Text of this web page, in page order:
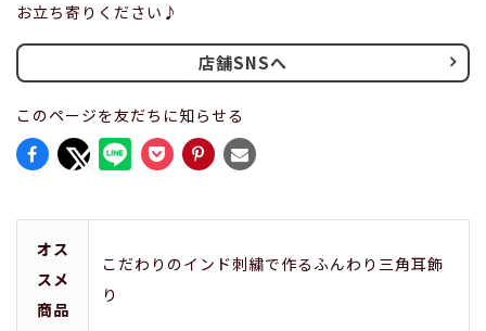
お立ち寄りください♪
店舗SNSへ
このページを友だちに知らせる
オス
スメ
商品
こだわりのインド刺繍で作るふんわり三角耳飾
り